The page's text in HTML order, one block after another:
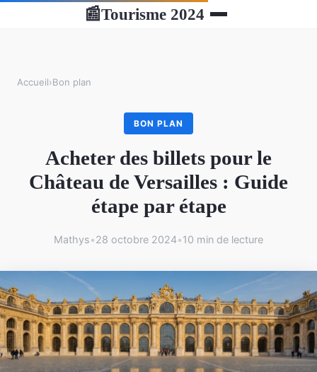
📰Tourisme 2024
Accueil›Bon plan
BON PLAN
Acheter des billets pour le
Château de Versailles : Guide
étape par étape
Mathys•28 octobre 2024•10 min de lecture